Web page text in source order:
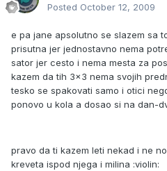
Posted October 12, 2009
e pa jane apsolutno se slazem sa
prisutna jer jednostavno nema
sator jer cesto i nema mesta za
kazem da tih 3x3 nema svojih
tesko se spakovati samo i otici
ponovo u kola a dosao si na dan-
pravo da ti kazem leti nekad i ne
kreveta ispod njega i milina :violin: